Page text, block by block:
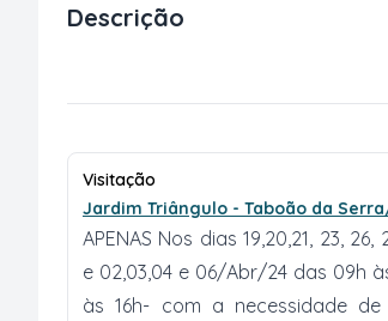
Descrição
Visitação
Jardim Triângulo - Taboão da
APENAS Nos dias 19,20,21, 23,
e 02,03,04 e 06/Abr/24 das 09h
às 16h- com a necessidade de